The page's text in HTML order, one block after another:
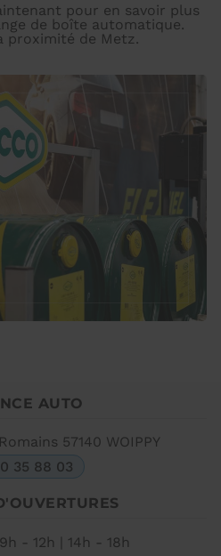
pour en savoir plus
de boîte automatique.
proximité de Metz.
AUTO
57140 WOIPPY
35 88 03
9h - 12h | 14h - 18h